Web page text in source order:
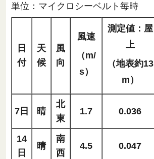
単位：マイクロシーベルト毎時
日
付
天
候
風
向
風速
（m/
s）
測定値：屋
上
（地表約13
m）
7日 晴
北
東
1.7 0.036
14
日
晴
南
西
4.5 0.047